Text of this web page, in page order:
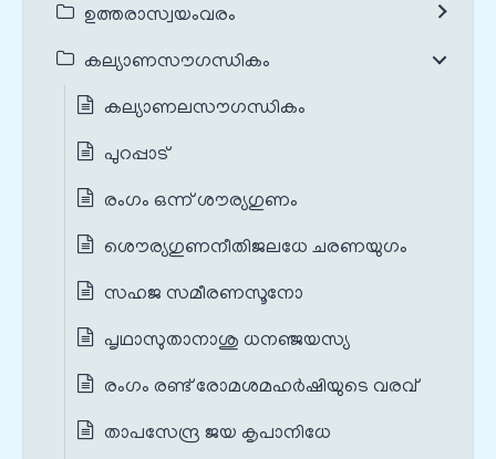
ഉത്തരാസ്വയംവരം
കല്യാണസൗഗന്ധികം
കല്യാണലസൗഗന്ധികം
പുറപ്പാട്
രംഗം ഒന്ന് ശൗര്യഗുണം
ശൌര്യഗുണനീതിജലധേ ചരണയുഗം
സഹജ സമീരണസൂനോ
പൃഥാസുതാനാശു ധനഞ്ജയസ്യ
രംഗം രണ്ട് രോമശമഹർഷിയുടെ വരവ്
താപസേന്ദ്ര ജയ കൃപാനിധേ